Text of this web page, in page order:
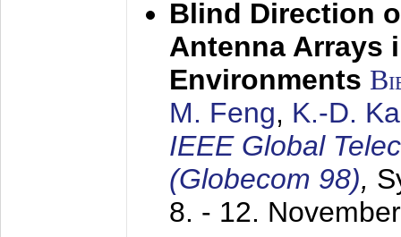
Blind Direction
Antenna Arrays
Environments
M. Feng, K.-D.
IEEE Global
(Globecom 98),
8. - 12.